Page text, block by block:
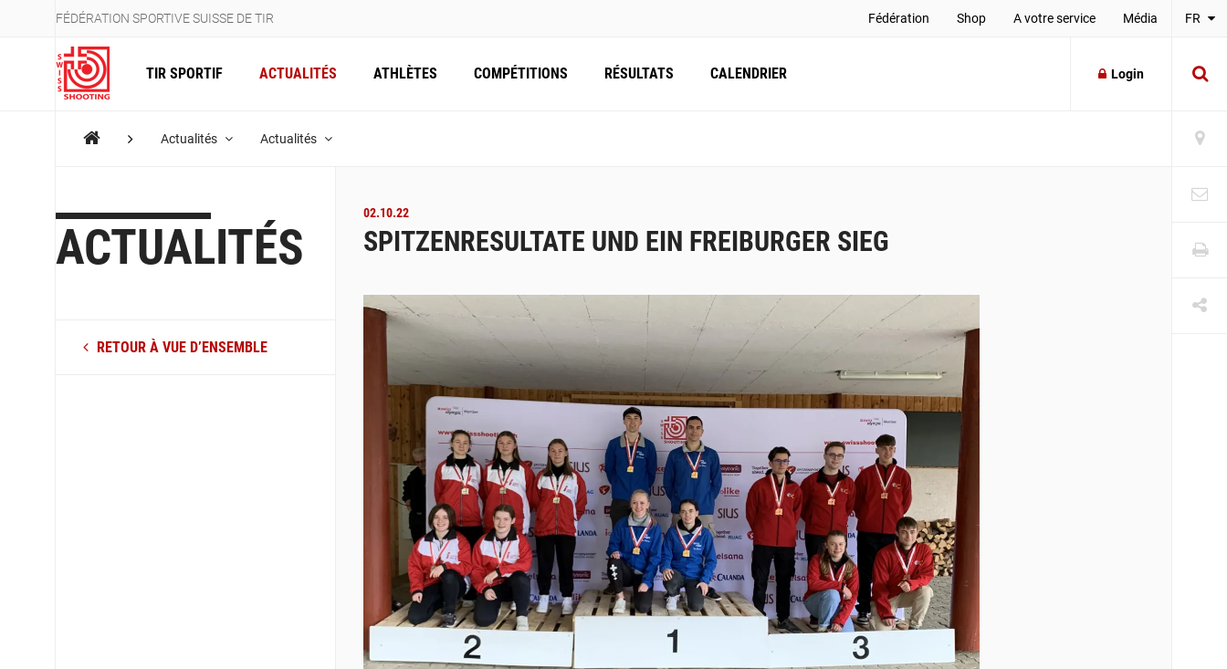
FÉDÉRATION SPORTIVE SUISSE DE TIR Fédération Shop A votre service Média FR
TIR SPORTIF ACTUALITÉS ATHLÈTES COMPÉTITIONS RÉSULTATS CALENDRIER Login
Actualités Actualités
ACTUALITÉS
RETOUR À VUE D’ENSEMBLE
02.10.22
SPITZENRESULTATE UND EIN FREIBURGER SIEG